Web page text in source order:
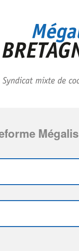
Mégalis